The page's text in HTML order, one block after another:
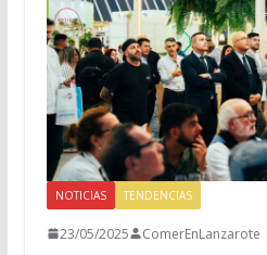
NOTICIAS TENDENCIAS
23/05/2025 ComerEnLanzarote